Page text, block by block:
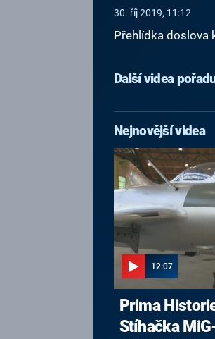
30. říj 2019, 11:12
Přehlídka doslova
Další videa
Nejnovější videa
12:07
Prima
Stíhačka